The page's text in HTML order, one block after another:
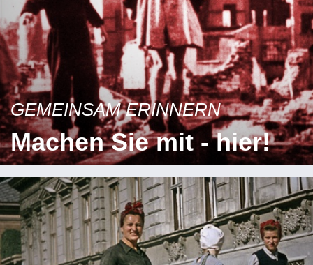
GEMEINSAM ERINNERN
Machen Sie mit - hier!